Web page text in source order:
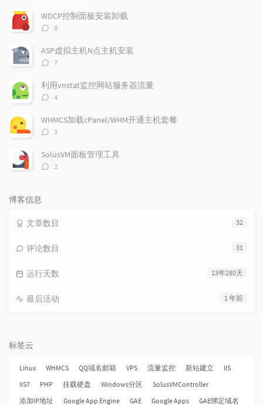
文
章
WDCP控制面板安装卸载
评
数：
8
ASP虚拟主机N点主机安装
评
数：
7
利用vnstat监控网站服务器流量
评
数：
4
WHMCS加载cPanel/WHM开通主机套餐
评
数：
3
SolusVM面板管理工具
评
2
博客信息
32
文章数目
31
评论数目
13年280天
运行天数
1 年前
最后活动
标签云
Linux WHMCS QQ域名邮箱 VPS 流量监控 新站建立
IIS
IIS7
PHP 挂载硬盘 Windows分区
SolusVMController
添加IP地址
Google App Engine GAE Google Apps GAE绑定域名